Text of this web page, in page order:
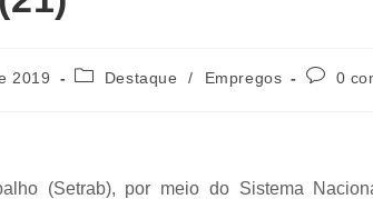
2019 Destaque / Empregos 0
(Setrab), por meio do Sistema